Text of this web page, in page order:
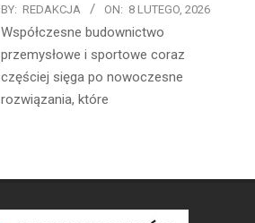
BY: REDAKCJA ON: 8 LUTEGO, 2026
Współczesne budownictwo
przemysłowe i sportowe coraz
częściej sięga po nowoczesne
rozwiązania, które